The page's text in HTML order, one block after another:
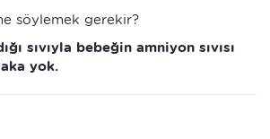
söylemek gerekir?
sıvıyla bebeğin amniyon sıvısı
yok.